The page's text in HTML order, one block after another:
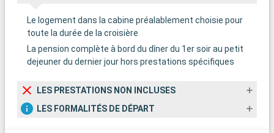
Le logement dans la cabine préalablement choisie pour
toute la durée de la croisière
La pension complète à bord du dîner du 1er soir au petit
dejeuner du dernier jour hors prestations spécifiques
LES PRESTATIONS NON INCLUSES
LES FORMALITÉS DE DÉPART